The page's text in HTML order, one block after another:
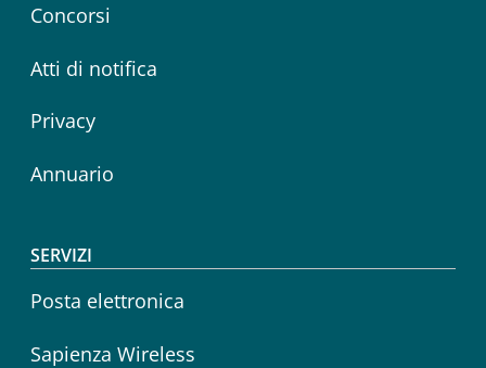
Concorsi
Atti di notifica
Privacy
Annuario
SERVIZI
Posta elettronica
Sapienza Wireless